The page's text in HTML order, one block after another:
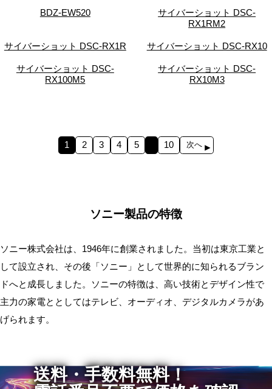
BDZ-EW520
サイバーショット DSC-
RX1RM2
サイバーショット DSC-RX1R サイバーショット DSC-RX10
サイバーショット DSC-
RX100M5
サイバーショット DSC-
RX10M3
1 2 3 4 5 10 次へ
ソニー製品の特徴
ソニー株式会社は、1946年に創業されました。当初は東京工業と
して設立され、その後「ソニー」として世界的に知られるブラン
ドへと成長しました。ソニーの特徴は、高い技術とデザイン性で
主力の家電ととしてはテレビ、オーディオ、デジタルカメラがあ
げられます。
送料・手数料無料！